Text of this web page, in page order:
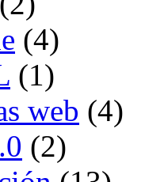
(4)
(1)
web (4)
(2)